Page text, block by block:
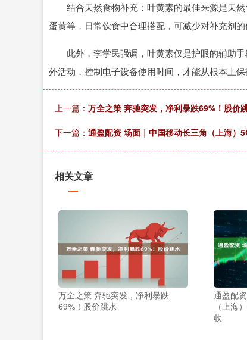
结合天然食物补充：叶黄素的最佳来源是天然
蛋黄等，日常饮食中合理搭配，可减少对补充剂的
此外，李学民强调，叶黄素仅是护眼的辅助手
外活动，控制电子设备使用时间，才能从根本上保
上一篇： 万全之策 奔驰突发，净利暴跌69%！股价
下一篇： 通盈配资 场面｜中国移动长三角（上海）
相关文章
万全之策 奔驰突发，净利暴跌
69%！股价跳水
通盈配
（上海
收